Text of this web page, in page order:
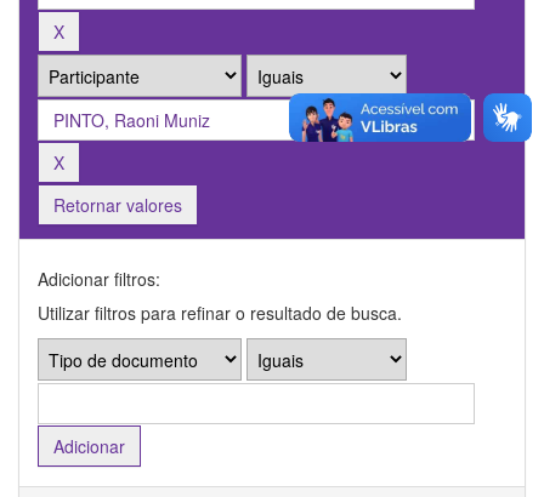
Retornar valores
Adicionar filtros:
Utilizar filtros para refinar o resultado de busca.